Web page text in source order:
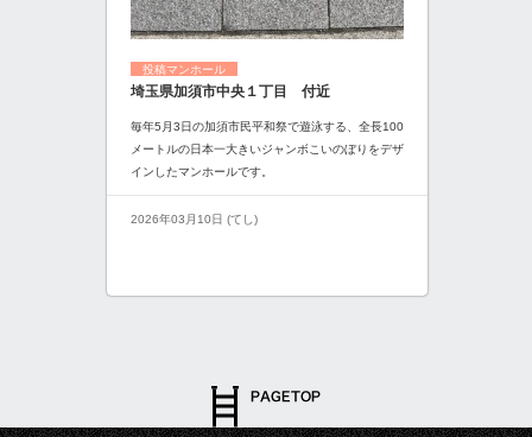
投稿マンホール
埼玉県加須市中央１丁目 付近
毎年5月3日の加須市民平和祭で遊泳する、全長100
メートルの日本一大きいジャンボこいのぼりをデザ
インしたマンホールです。
2026年03月10日 (てし)